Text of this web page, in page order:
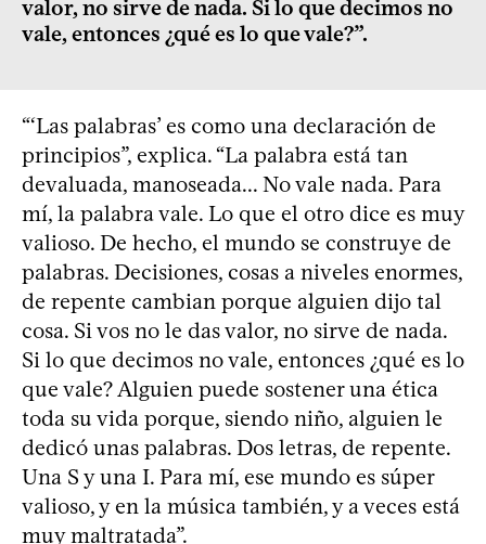
valor, no sirve de nada. Si lo que decimos no
vale, entonces ¿qué es lo que vale?”.
“‘Las palabras’ es como una declaración de
principios”, explica. “La palabra está tan
devaluada, manoseada... No vale nada. Para
mí, la palabra vale. Lo que el otro dice es muy
valioso. De hecho, el mundo se construye de
palabras. Decisiones, cosas a niveles enormes,
de repente cambian porque alguien dijo tal
cosa. Si vos no le das valor, no sirve de nada.
Si lo que decimos no vale, entonces ¿qué es lo
que vale? Alguien puede sostener una ética
toda su vida porque, siendo niño, alguien le
dedicó unas palabras. Dos letras, de repente.
Una S y una I. Para mí, ese mundo es súper
valioso, y en la música también, y a veces está
muy maltratada”.